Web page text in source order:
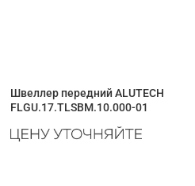
Швеллер передний ALUTECH
FLGU.17.TLSBM.10.000-01